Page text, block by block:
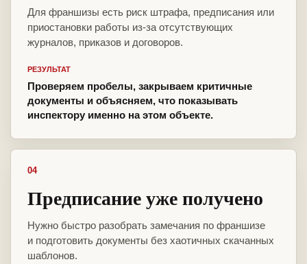
Для франшизы есть риск штрафа, предписания или
приостановки работы из-за отсутствующих
журналов, приказов и договоров.
РЕЗУЛЬТАТ
Проверяем пробелы, закрываем критичные
документы и объясняем, что показывать
инспектору именно на этом объекте.
04
Предписание уже получено
Нужно быстро разобрать замечания по франшизе
и подготовить документы без хаотичных скачанных
шаблонов.